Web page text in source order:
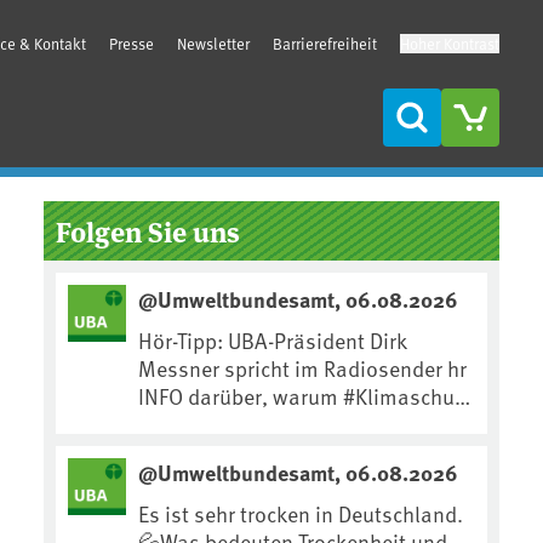
& Kontakt Presse Newsletter Barrierefreiheit
Suche
Seitenleiste
Folgen Sie uns
@Umweltbundesamt, 06.08.2026
Hör-Tipp: UBA-Präsident Dirk
Messner spricht im Radiosender hr
INFO darüber, warum #Klimaschutz
Klimafolgen anpassen können:
https://www.ardsounds.de/episod
e/urn:ard:episode:0e7cf1c4b819c2
@Umweltbundesamt, 06.08.2026
Es ist sehr trocken in Deutschland.